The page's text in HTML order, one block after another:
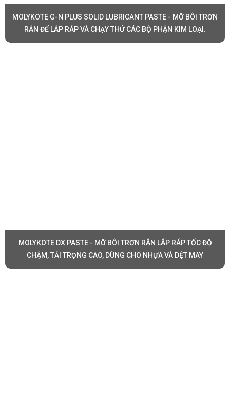
MOLYKOTE G-N PLUS SOLID LUBRICANT PASTE - MỠ BÔI TRƠN
RẮN ĐỂ LẮP RÁP VÀ CHẠY THỬ CÁC BỘ PHẬN KIM LOẠI.
MOLYKOTE DX PASTE - MỠ BÔI TRƠN RẮN LẮP RÁP TỐC ĐỘ
CHẬM, TẢI TRỌNG CAO, DÙNG CHO NHỰA VÀ DỆT MAY